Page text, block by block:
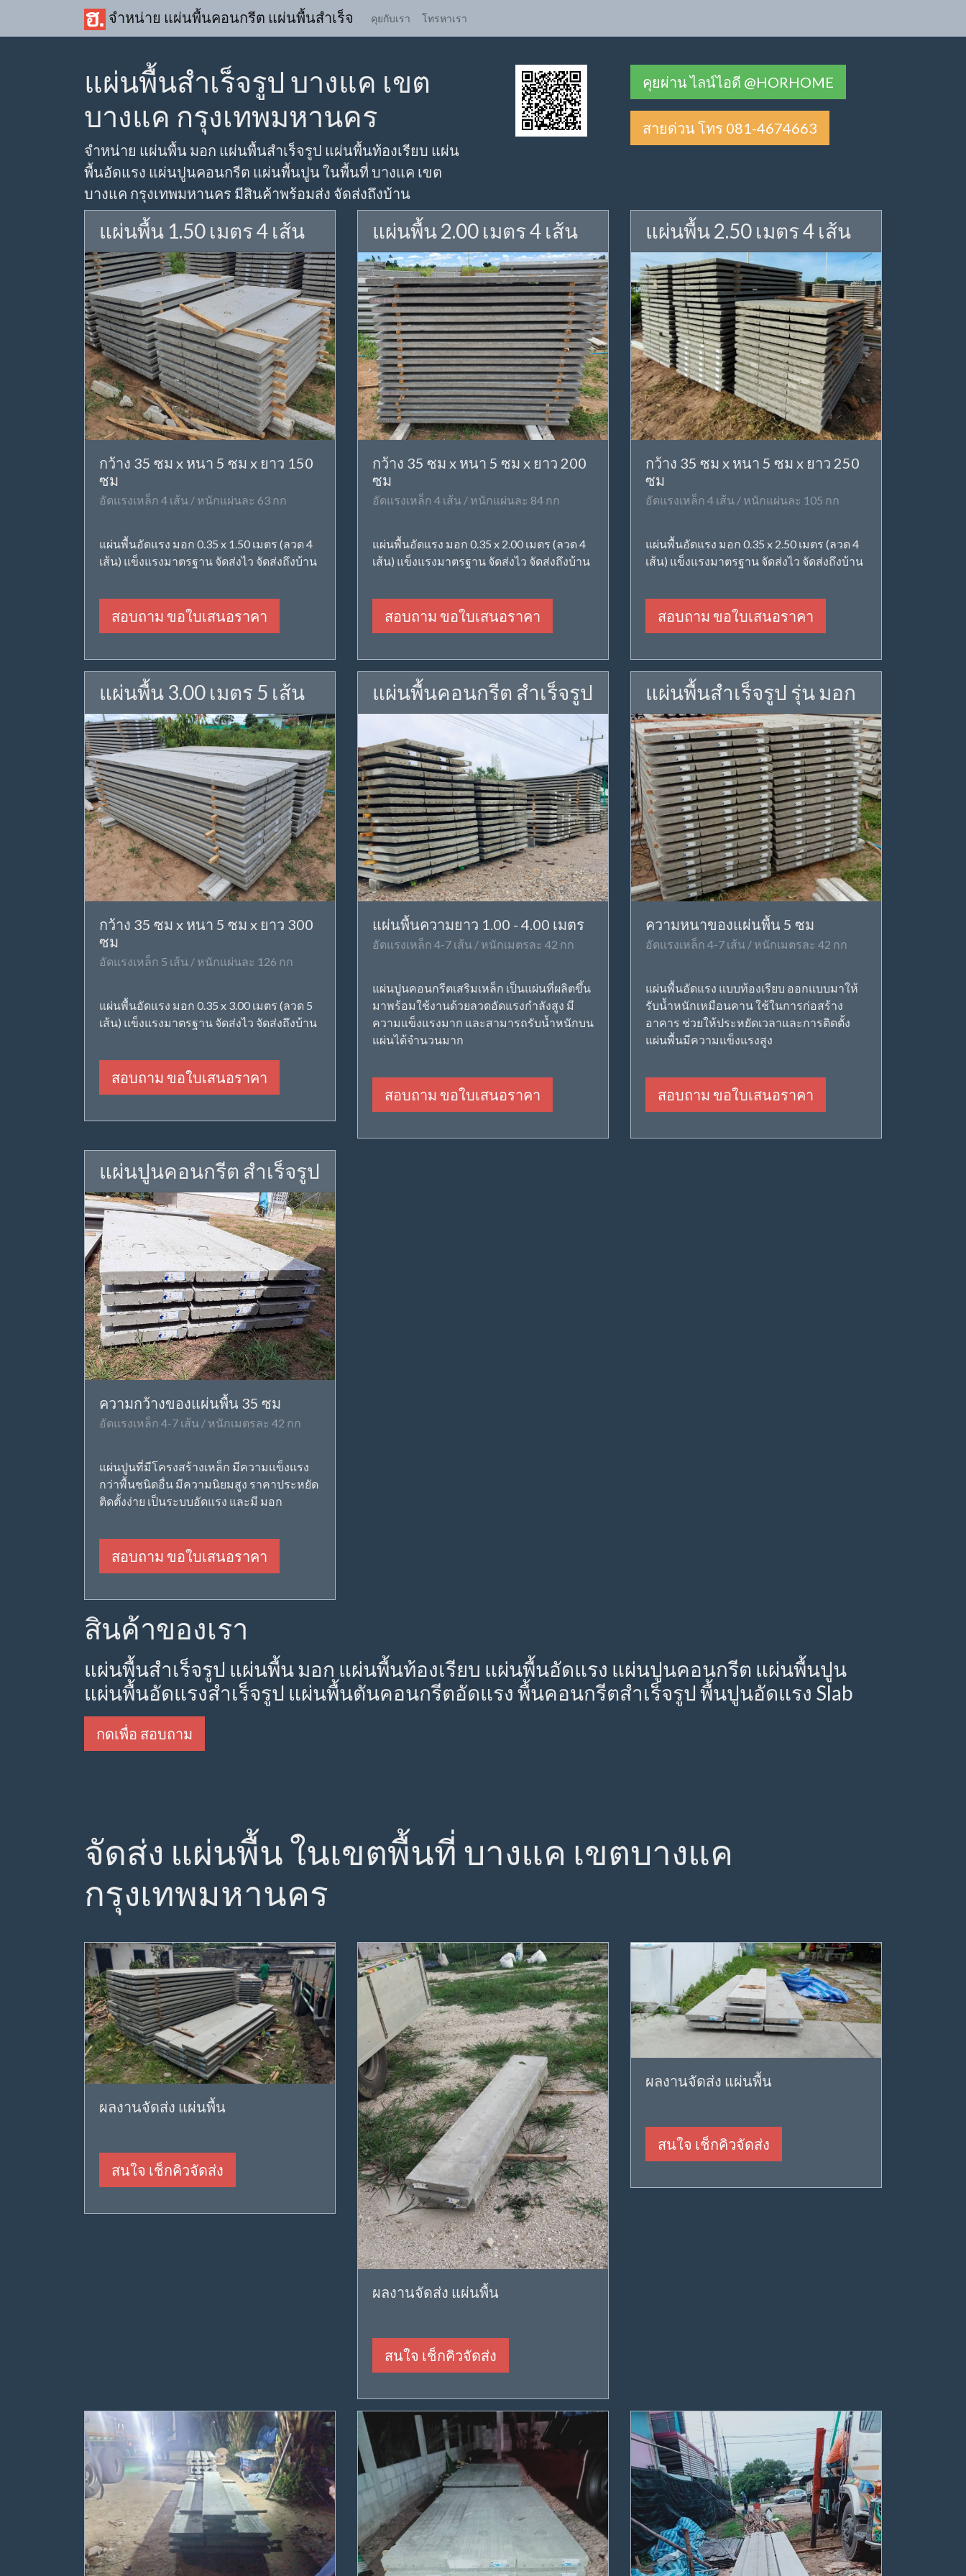
จำหน่าย แผ่นพื้นคอนกรีต แผ่นพื้นสำเร็จ คุยกับเรา โทรหาเรา
แผ่นพื้นสำเร็จรูป บางแค เขต
บางแค กรุงเทพมหานคร
จำหน่าย แผ่นพื้น มอก แผ่นพื้นสำเร็จรูป แผ่นพื้นท้องเรียบ แผ่น
พื้นอัดแรง แผ่นปูนคอนกรีต แผ่นพื้นปูน ในพื้นที่ บางแค เขต
บางแค กรุงเทพมหานคร มีสินค้าพร้อมส่ง จัดส่งถึงบ้าน
คุยผ่าน ไลน์ไอดี @HORHOME
สายด่วน โทร 081-4674663
แผ่นพื้น 1.50 เมตร 4 เส้น
กว้าง 35 ซม x หนา 5 ซม x ยาว 150
ซม
อัดแรงเหล็ก 4 เส้น / หนักแผ่นละ 63 กก
แผ่นพื้นอัดแรง มอก 0.35 x 1.50 เมตร (ลวด 4
เส้น) แข็งแรงมาตรฐาน จัดส่งไว จัดส่งถึงบ้าน
สอบถาม ขอใบเสนอราคา
แผ่นพื้น 2.00 เมตร 4 เส้น
กว้าง 35 ซม x หนา 5 ซม x ยาว 200
ซม
อัดแรงเหล็ก 4 เส้น / หนักแผ่นละ 84 กก
แผ่นพื้นอัดแรง มอก 0.35 x 2.00 เมตร (ลวด 4
เส้น) แข็งแรงมาตรฐาน จัดส่งไว จัดส่งถึงบ้าน
สอบถาม ขอใบเสนอราคา
แผ่นพื้น 2.50 เมตร 4 เส้น
กว้าง 35 ซม x หนา 5 ซม x ยาว 250
ซม
อัดแรงเหล็ก 4 เส้น / หนักแผ่นละ 105 กก
แผ่นพื้นอัดแรง มอก 0.35 x 2.50 เมตร (ลวด 4
เส้น) แข็งแรงมาตรฐาน จัดส่งไว จัดส่งถึงบ้าน
สอบถาม ขอใบเสนอราคา
แผ่นพื้น 3.00 เมตร 5 เส้น
กว้าง 35 ซม x หนา 5 ซม x ยาว 300
ซม
อัดแรงเหล็ก 5 เส้น / หนักแผ่นละ 126 กก
แผ่นพื้นอัดแรง มอก 0.35 x 3.00 เมตร (ลวด 5
เส้น) แข็งแรงมาตรฐาน จัดส่งไว จัดส่งถึงบ้าน
สอบถาม ขอใบเสนอราคา
แผ่นพื้นคอนกรีต สำเร็จรูป
แผ่นพื้นความยาว 1.00 - 4.00 เมตร
อัดแรงเหล็ก 4-7 เส้น / หนักเมตรละ 42 กก
แผ่นปูนคอนกรีตเสริมเหล็ก เป็นแผ่นที่ผลิตขึ้น
มาพร้อมใช้งานด้วยลวดอัดแรงกำลังสูง มี
ความแข็งแรงมาก และสามารถรับน้ำหนักบน
แผ่นได้จำนวนมาก
สอบถาม ขอใบเสนอราคา
แผ่นพื้นสำเร็จรูป รุ่น มอก
ความหนาของแผ่นพื้น 5 ซม
อัดแรงเหล็ก 4-7 เส้น / หนักเมตรละ 42 กก
แผ่นพื้นอัดแรง แบบท้องเรียบ ออกแบบมาให้
รับน้ำหนักเหมือนคาน ใช้ในการก่อสร้าง
อาคาร ช่วยให้ประหยัดเวลาและการติดตั้ง
แผ่นพื้นมีความแข็งแรงสูง
สอบถาม ขอใบเสนอราคา
แผ่นปูนคอนกรีต สำเร็จรูป
ความกว้างของแผ่นพื้น 35 ซม
อัดแรงเหล็ก 4-7 เส้น / หนักเมตรละ 42 กก
แผ่นปูนที่มีโครงสร้างเหล็ก มีความแข็งแรง
กว่าพื้นชนิดอื่น มีความนิยมสูง ราคาประหยัด
ติดตั้งง่าย เป็นระบบอัดแรง และมี มอก
สอบถาม ขอใบเสนอราคา
สินค้าของเรา
แผ่นพื้นสำเร็จรูป แผ่นพื้น มอก แผ่นพื้นท้องเรียบ แผ่นพื้นอัดแรง แผ่นปูนคอนกรีต แผ่นพื้นปูน
แผ่นพื้นอัดแรงสำเร็จรูป แผ่นพื้นตันคอนกรีตอัดแรง พื้นคอนกรีตสำเร็จรูป พื้นปูนอัดแรง Slab
กดเพื่อ สอบถาม
จัดส่ง แผ่นพื้น ในเขตพื้นที่ บางแค เขตบางแค
กรุงเทพมหานคร
ผลงานจัดส่ง แผ่นพื้น
สนใจ เช็กคิวจัดส่ง
ผลงานจัดส่ง แผ่นพื้น
สนใจ เช็กคิวจัดส่ง
ผลงานจัดส่ง แผ่นพื้น
สนใจ เช็กคิวจัดส่ง